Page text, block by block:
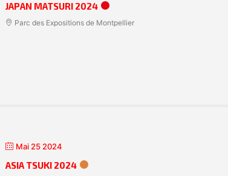
JAPAN MATSURI 2024
Parc des Expositions de Montpellier
Mai 25 2024
ASIA TSUKI 2024